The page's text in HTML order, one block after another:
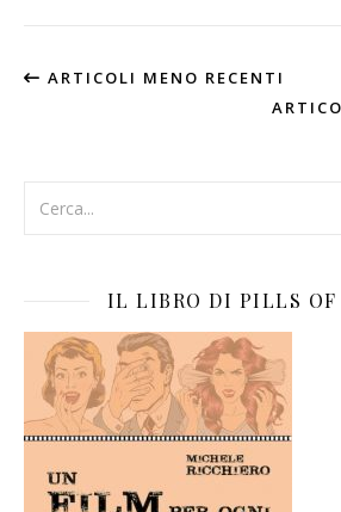
ARTICOLI MENO RECENTI
IL LIBRO DI PILLS OF